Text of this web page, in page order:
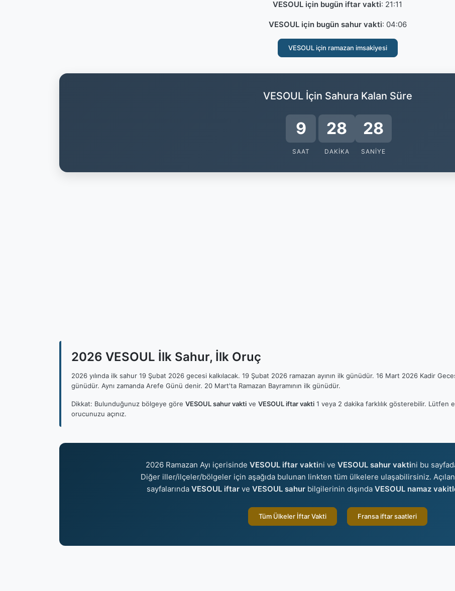
VESOUL için bugün iftar vakti: 21:11
VESOUL için bugün sahur vakti: 04:06
VESOUL için ramazan imsakiyesi
VESOUL İçin Sahura Kalan Süre
9
SAAT
28
DAKIKA
27
SANIYE
2026 VESOUL İlk Sahur, İlk Oruç
2026 yılında ilk sahur 19 Şubat 2026 gecesi kalkılacak. 19 Şubat 2026 ramazan ayının ilk günüdür. 16 Mart 2026 Kadir
günüdür. Aynı zamanda Arefe Günü denir. 20 Mart'ta Ramazan Bayramının ilk günüdür.
Dikkat: Bulunduğunuz bölgeye göre VESOUL sahur vakti ve VESOUL iftar vakti 1 veya 2 dakika farklılık gösterebilir. Lütfen
orucunuzu açınız.
2026 Ramazan Ayı içerisinde VESOUL iftar vaktini ve VESOUL sahur vaktini bu
Diğer iller/ilçeler/bölgeler için aşağıda bulunan linkten tüm ülkelere ulaşabilirsiniz. Açılan
sayfalarında VESOUL iftarve VESOUL sahurbilgilerinin dışında VESOUL namaz
Tüm Ülkeler İftar Vakti Fransa iftar saatleri